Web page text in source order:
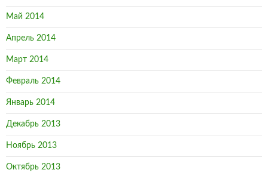
Май 2014
Апрель 2014
Март 2014
Февраль 2014
Январь 2014
Декабрь 2013
Ноябрь 2013
Октябрь 2013